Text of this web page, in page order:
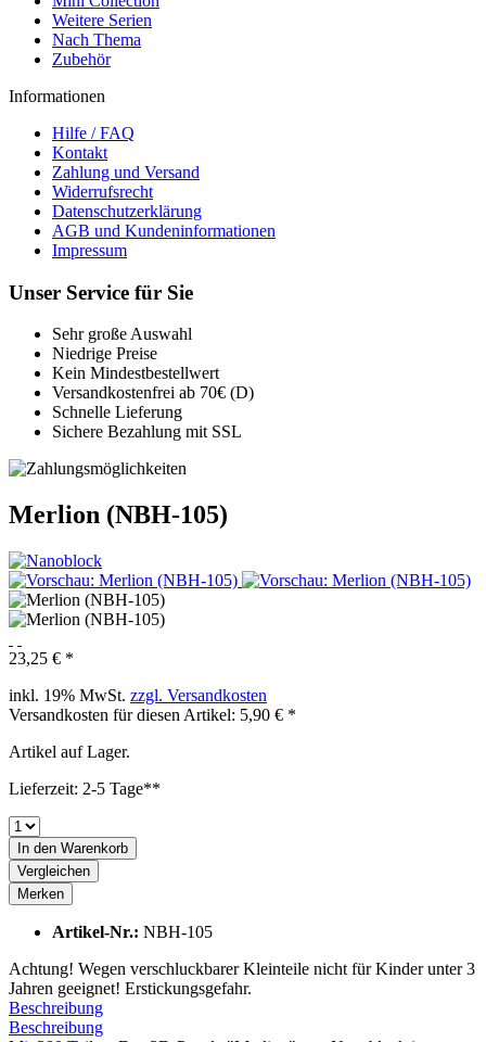
Weitere Serien
Nach Thema
Zubehör
Informationen
Hilfe / FAQ
Kontakt
Zahlung und Versand
Widerrufsrecht
Datenschutzerklärung
AGB und Kundeninformationen
Impressum
Unser Service für Sie
Sehr große Auswahl
Niedrige Preise
Kein Mindestbestellwert
Versandkostenfrei ab 70€ (D)
Schnelle Lieferung
Sichere Bezahlung mit SSL
Merlion (NBH-105)
23,25 € *
inkl. 19% MwSt. zzgl. Versandkosten
Versandkosten für diesen Artikel: 5,90 € *
Artikel auf Lager.
Lieferzeit: 2-5 Tage**
In den Warenkorb
Vergleichen
Merken
Artikel-Nr.: NBH-105
Achtung! Wegen verschluckbarer Kleinteile nicht für Kinder unter 3
Jahren geeignet! Erstickungsgefahr.
Beschreibung
Beschreibung